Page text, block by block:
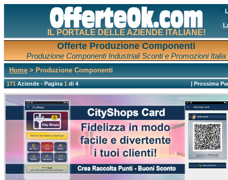
IL PORTALE DELLE AZIENDE ITALIANE!
Offerte Produzione Componenti
Produzione Componenti Industriali Sconti e Promozioni Italia
Home > Produzione Componenti
171Aziende - Pagina1di 4 |Prossima